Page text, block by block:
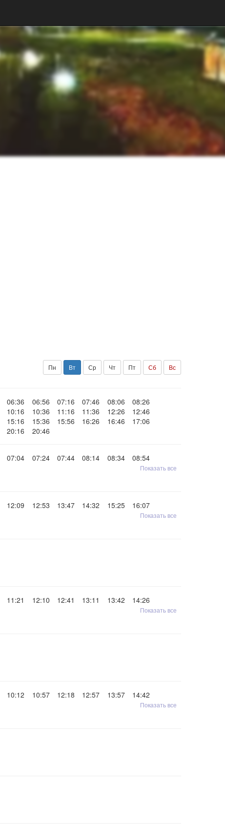
Пн Вт Ср Чт Пт Сб Вс
06:36 06:56 07:16 07:46 08:06
08:26
10:16 10:36 11:16 11:36 12:26
12:46
15:16 15:36 15:56 16:26 16:46
17:06
20:16 20:46
07:04 07:24 07:44 08:14 08:34
08:54
Показать все
12:09 12:53 13:47 14:32 15:25
16:07
Показать все
11:21 12:10 12:41 13:11 13:42
14:26
Показать все
10:12 10:57 12:18 12:57 13:57
14:42
Показать все